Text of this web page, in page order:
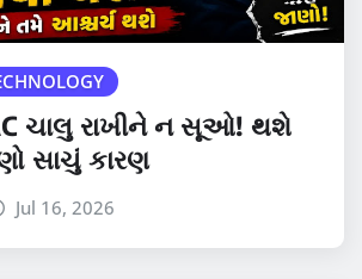
ચાલુ રાખીને ન સૂઓ! થશે
સાચું કારણ
Jul 16, 2026